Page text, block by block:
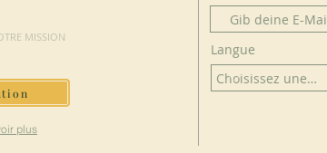
MISSION
plus
Langue